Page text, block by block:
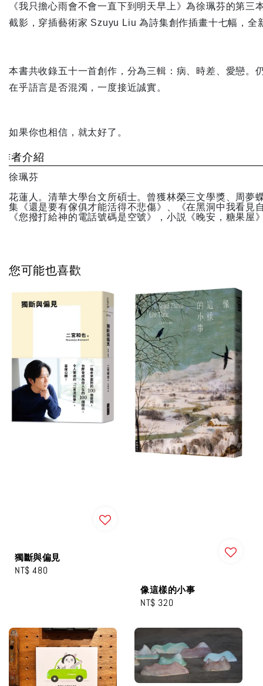
《我只擔心雨會不會一直下到明天早上》為徐珮芬的第
截影，穿插藝術家 Szuyu Liu 為詩集創作插畫十七幅，全
本書共收錄五十一首創作，分為三輯：病、時差、愛戀。
在乎語言是否混濁，一度接近誠實。
如果你也相信，就太好了。
作者介紹
徐珮芬
花蓮人。清華大學台文所碩士。曾獲林榮三文學獎、周
集《還是要有傢俱才能活得不悲傷》、《在黑洞中我看見
《您撥打給神的電話號碼是空號》，小説《晚安，糖果屋
您可能也喜歡
獨斷與偏見
Regular
NT$ 480
像這樣的小事
Regular
NT$ 320